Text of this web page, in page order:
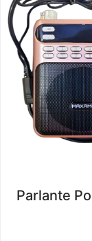
Parlante